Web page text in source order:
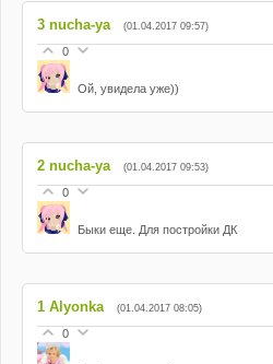
3 nucha-ya (01.04.2017 09:57)
0
Ой, увидела уже))
2 nucha-ya (01.04.2017 09:53)
0
Быки еще. Для постройки ДК
1 Alyonka (01.04.2017 08:05)
0